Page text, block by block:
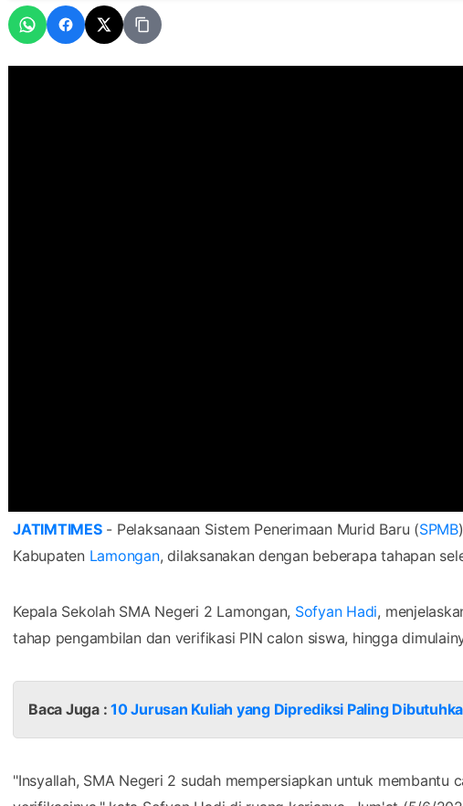
JATIMTIMES- Pelaksanaan Sistem Penerimaan Murid Baru (SPMB
Kabupaten Lamongan, dilaksanakan dengan beberapa tahapan
Kepala Sekolah SMA Negeri 2 Lamongan, Sofyan Hadi,
tahap pengambilan dan verifikasi PIN calon siswa, hingga
Baca Juga :10 Jurusan Kuliah yang Diprediksi Paling
"Insyallah, SMA Negeri 2 sudah mempersiapkan untuk membantu